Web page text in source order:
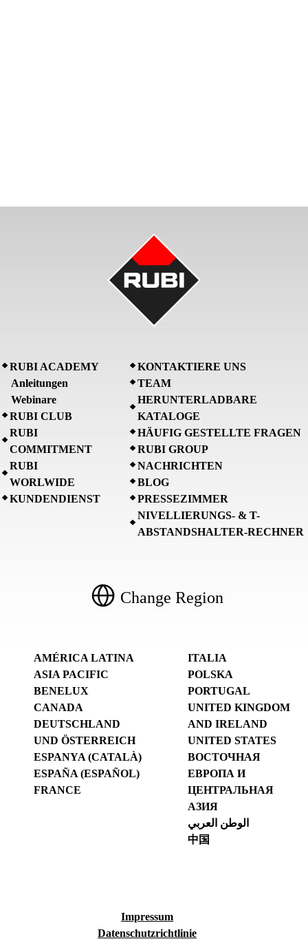
RUBI ACADEMY
Anleitungen
Webinare
RUBI CLUB
RUBI
COMMITMENT
RUBI
WORLWIDE
KUNDENDIENST
KONTAKTIERE UNS
TEAM
HERUNTERLADBARE
KATALOGE
HÄUFIG GESTELLTE FRAGEN
RUBI GROUP
NACHRICHTEN
BLOG
PRESSEZIMMER
NIVELLIERUNGS- & T-
ABSTANDSHALTER-RECHNER
Change Region
AMÉRICA LATINA
ASIA PACIFIC
BENELUX
CANADA
DEUTSCHLAND
UND ÖSTERREICH
ESPANYA (CATALÀ)
ESPAÑA (ESPAÑOL)
FRANCE
ITALIA
POLSKA
PORTUGAL
UNITED KINGDOM
AND IRELAND
UNITED STATES
ВОСТОЧНАЯ
ЕВРОПА И
ЦЕНТРАЛЬНАЯ
АЗИЯ
الوطن العربي
中国
Impressum
Datenschutzrichtlinie